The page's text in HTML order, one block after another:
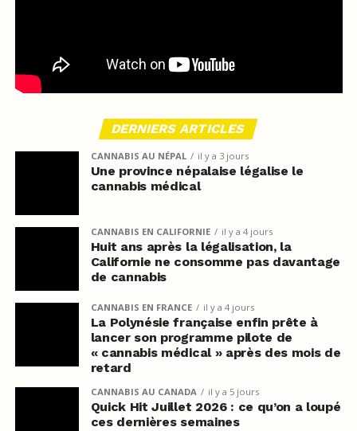
DERNIERS ARTICLES
CANNABIS AU NÉPAL il y a 3 jours
Une province népalaise légalise le
cannabis médical
CANNABIS EN CALIFORNIE il y a 4 jours
Huit ans après la légalisation, la
Californie ne consomme pas davantage
de cannabis
CANNABIS EN FRANCE il y a 4 jours
La Polynésie française enfin prête à
lancer son programme pilote de
« cannabis médical » après des mois de
retard
CANNABIS AU CANADA il y a 5 jours
Quick Hit Juillet 2026 : ce qu’on a loupé
ces dernières semaines